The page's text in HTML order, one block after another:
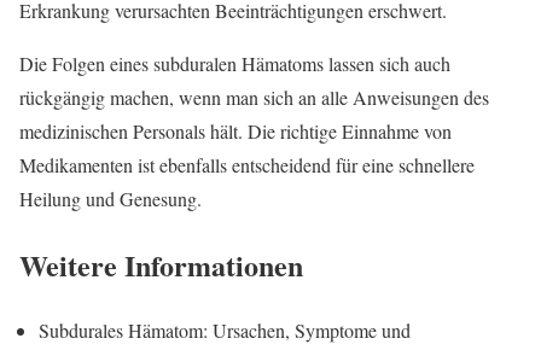
Erkrankung verursachten Beeinträchtigungen erschwert.
Die Folgen eines subduralen Hämatoms lassen sich auch
rückgängig machen, wenn man sich an alle Anweisungen des
medizinischen Personals hält. Die richtige Einnahme von
Medikamenten ist ebenfalls entscheidend für eine schnellere
Heilung und Genesung.
Weitere Informationen
Subdurales Hämatom: Ursachen, Symptome und